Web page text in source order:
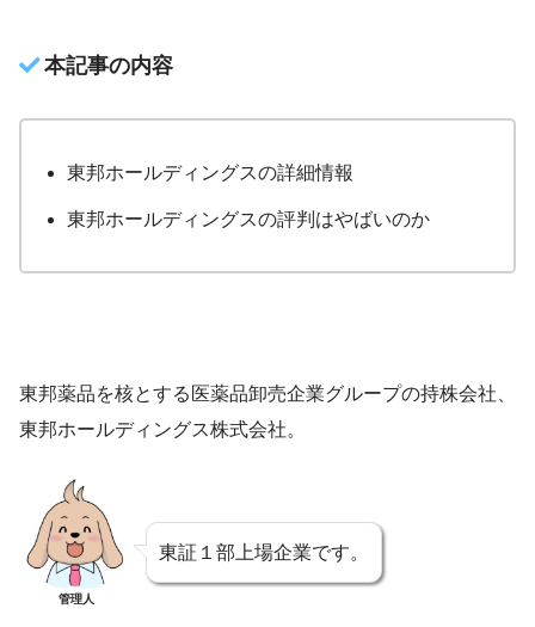
本記事の内容
東邦ホールディングスの詳細情報
東邦ホールディングスの評判はやばいのか
東邦薬品を核とする医薬品卸売企業グループの持株会社、
東邦ホールディングス株式会社。
管理人
東証１部上場企業です。